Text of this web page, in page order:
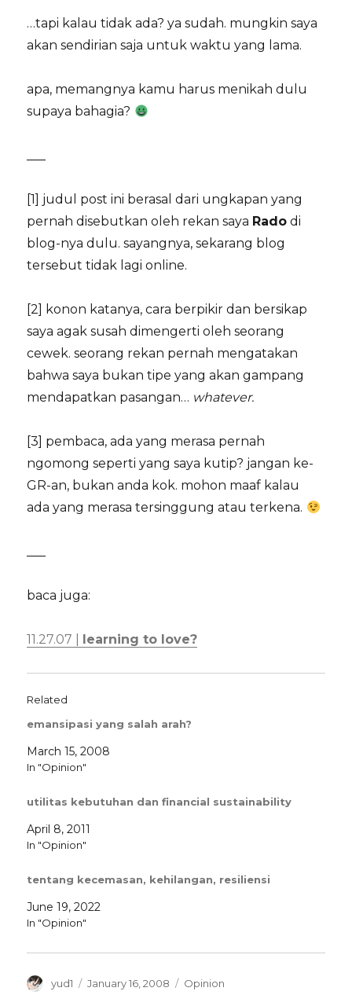
…tapi kalau tidak ada? ya sudah. mungkin saya
akan sendirian saja untuk waktu yang lama.
apa, memangnya kamu harus menikah dulu
supaya bahagia?
[1] judul post ini berasal dari ungkapan yang
pernah disebutkan oleh rekan saya Rado di
blog-nya dulu. sayangnya, sekarang blog
tersebut tidak lagi online.
[2] konon katanya, cara berpikir dan bersikap
saya agak susah dimengerti oleh seorang
cewek. seorang rekan pernah mengatakan
bahwa saya bukan tipe yang akan gampang
mendapatkan pasangan… whatever.
[3] pembaca, ada yang merasa pernah
ngomong seperti yang saya kutip? jangan ke-
GR-an, bukan anda kok. mohon maaf kalau
ada yang merasa tersinggung atau terkena.
baca juga:
11.27.07 | learning to love?
Related
emansipasi yang salah arah?
March 15, 2008
In "Opinion"
utilitas kebutuhan dan financial sustainability
April 8, 2011
In "Opinion"
tentang kecemasan, kehilangan, resiliensi
June 19, 2022
In "Opinion"
Author
yud1
Posted
January 16, 2008 Categories
Opinion